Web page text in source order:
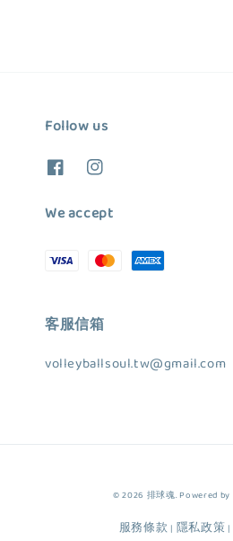
Follow us
We accept
客服信箱
volleyballsoul.tw@gmail.com
© 2026 排球魂. Powered by
服務條款 | 隱私政策 |